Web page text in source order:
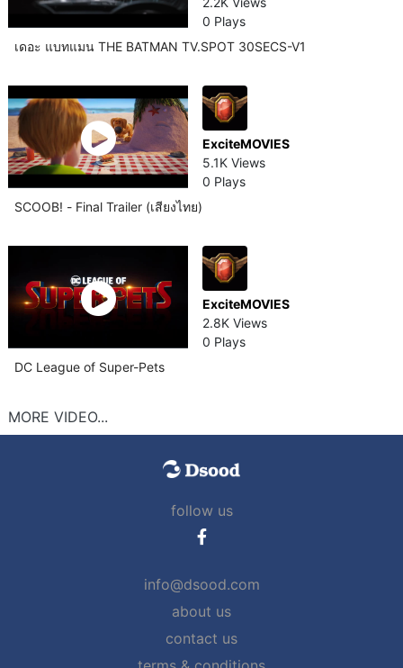
0 Plays
เดอะ แบทแมน THE BATMAN TV.SPOT 30SECS-V1
ExciteMOVIES
5.1K Views
0 Plays
SCOOB! - Final Trailer (เสียงไทย)
ExciteMOVIES
2.8K Views
0 Plays
DC League of Super-Pets
MORE VIDEO...
follow us
info@dsood.com
about us
contact us